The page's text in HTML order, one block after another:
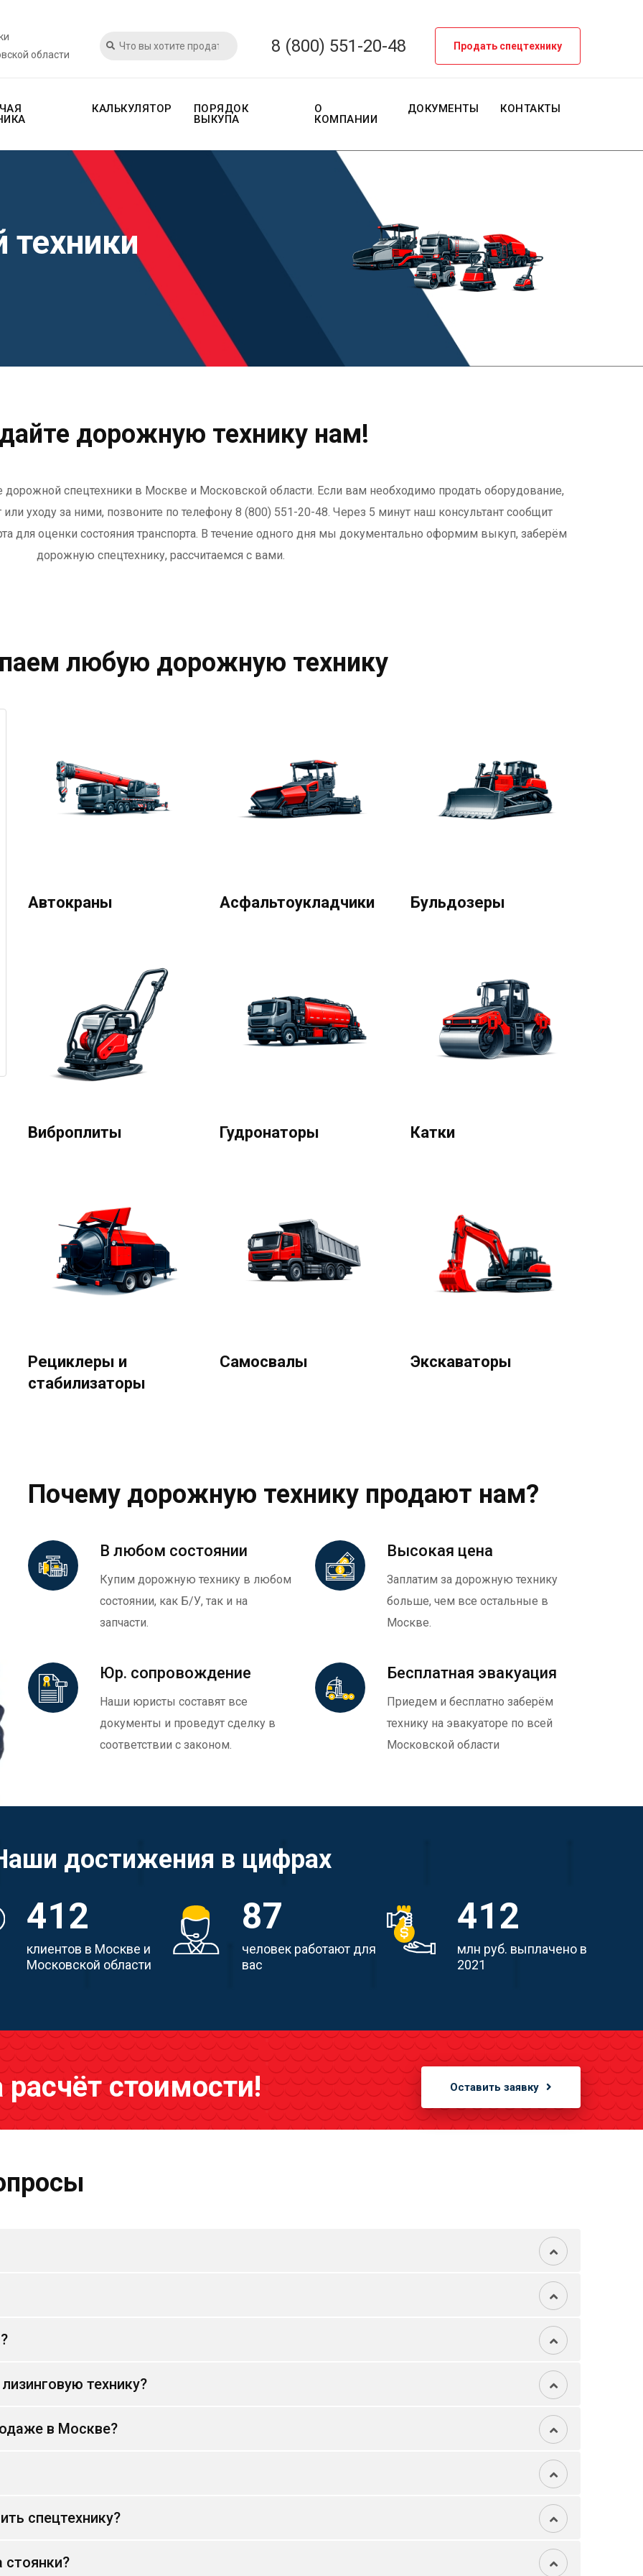
области
8 (800) 551-20-48 Продать спецтехнику
КАЛЬКУЛЯТОР
ПОРЯДОК
ВЫКУПА
О
КОМПАНИИ
ДОКУМЕНТЫ КОНТАКТЫ
дорожную технику нам!
спецтехники в Москве и Московской области. Если вам необходимо продать оборудование,
уходу за ними, позвоните по телефону 8 (800) 551-20-48. Через 5 минут наш консультант сообщит
для оценки состояния транспорта. В течение одного дня мы документально оформим выкуп, заберём
дорожную спецтехнику, рассчитаемся с вами.
любую дорожную технику
Автокраны Асфальтоукладчики Бульдозеры
Виброплиты Гудронаторы Катки
Рециклеры и
стабилизаторы
Самосвалы Экскаваторы
Почему дорожную технику продают нам?
В любом состоянии
Купим дорожную технику в любом
состоянии, как Б/У, так и на
запчасти.
Высокая цена
Заплатим за дорожную технику
больше, чем все остальные в
Москве.
Юр. сопровождение
Наши юристы составят все
документы и проведут сделку в
соответствии с законом.
Бесплатная эвакуация
Приедем и бесплатно заберём
технику на эвакуаторе по всей
Московской области
достижения в цифрах
412
клиентов в Москве и
Московской области
87
человек работают для
вас
412
млн руб. выплачено в
2021
стоимости! Оставить заявку
технику?
в Москве?
спецтехнику?
стоянки?